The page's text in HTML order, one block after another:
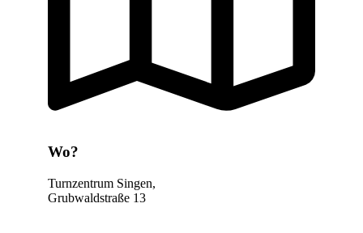
Wo?
Turnzentrum Singen,
Grubwaldstraße 13